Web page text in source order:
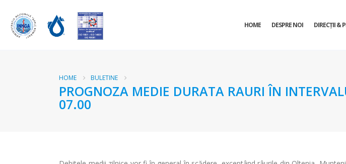
HOME DESPRE NOI DIRECŢII &
HOME BULETINE
PROGNOZA MEDIE DURATA RAURI ÎN
07.00